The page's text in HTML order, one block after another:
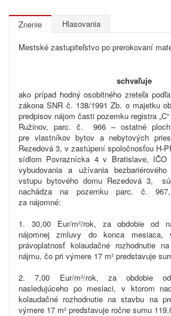
Znenie Hlasovania
Mestské zastupiteľstvo po prerokovaní
schvaľuje
ako prípad hodný osobitného zreteľa
zákona SNR č. 138/1991 Zb. o majetku
predpisov nájom časti pozemku registra
Ružinov, parc. č. 966 – ostatné
pre vlastníkov bytov a nebytových
Rezedová 3, v zastúpení spoločnosťou H-
sídlom Povraznícka 4 v Bratislave, IČO
vybudovania a užívania
vstupu bytového domu Rezedová 3,
nachádza na pozemku parc. č.
za nájomné:
1. 30,00 Eur/m²/rok, za obdobie od
nájomnej zmluvy do konca mesiaca,
právoplatnosť kolaudačné rozhodnutie
nájmu, čo pri výmere 17 m² predstavuje
2. 7,00 Eur/m²/rok, za obdobie
nasledujúceho po mesiaci, v ktorom
kolaudačné rozhodnutie na stavbu na
výmere 17 m² predstavuje ročne sumu